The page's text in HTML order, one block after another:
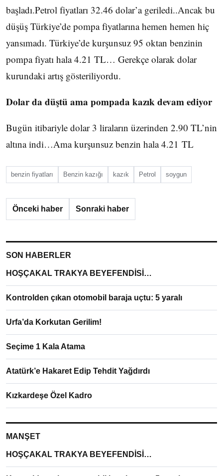
başladı.Petrol fiyatları 32.46 dolar’a geriledi..Ancak bu
düşüş Türkiye’de pompa fiyatlarına hemen hemen hiç
yansımadı. Türkiye’de kurşunsuz 95 oktan benzinin
pompa fiyatı hala 4.21 TL… Gerekçe olarak dolar
kurundaki artış gösteriliyordu.
Dolar da düştü ama pompada kazık devam ediyor
Bugün itibariyle dolar 3 liraların üzerinden 2.90 TL’nin
altına indi…Ama kurşunsuz benzin hala 4.21 TL
benzin fiyatları Benzin kazığı kazık Petrol soygun
Önceki haber Sonraki haber
SON HABERLER
HOŞÇAKAL TRAKYA BEYEFENDİSİ…
Kontrolden çıkan otomobil baraja uçtu: 5 yaralı
Urfa’da Korkutan Gerilim!
Seçime 1 Kala Atama
Atatürk’e Hakaret Edip Tehdit Yağdırdı
Kızkardeşe Özel Kadro
MANŞET
HOŞÇAKAL TRAKYA BEYEFENDİSİ…